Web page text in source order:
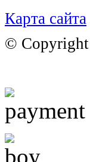
Карта сайта
© Copyright